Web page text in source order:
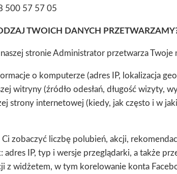
500 57 57 05
TWOICH DANYCH
stronie Administrator przetwarza Twoje
o komputerze (adres IP, lokalizacja
witryny (źródło odesłań, długość wizyty,
strony internetowej (kiedy, jak często i w
zobaczyć liczbę polubień, akcji,
IP, typ i wersje przeglądarki, a także
widżetem, w tym korelowanie konta